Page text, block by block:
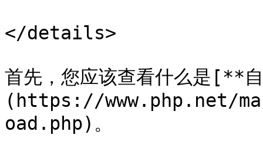
</details>
首先，您应该查看什么是[**
(https://www.php.net/
oad.php)。